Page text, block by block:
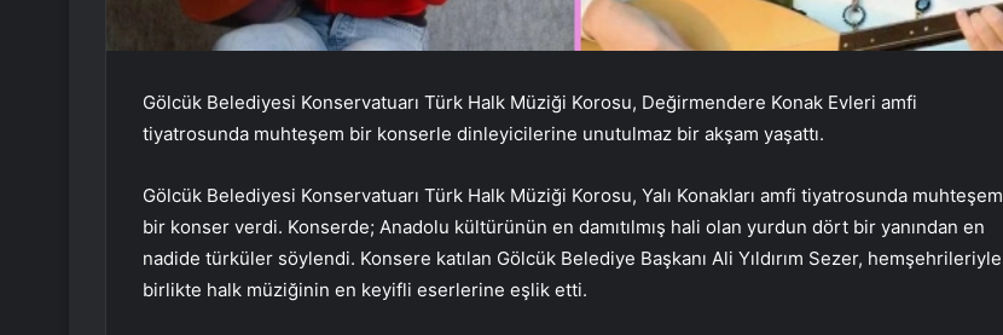
Gölcük Belediyesi Konservatuarı Türk Halk Müziği Korosu, Değirmendere Konak Evleri amfi
tiyatrosunda muhteşem bir konserle dinleyicilerine unutulmaz bir akşam yaşattı.
Gölcük Belediyesi Konservatuarı Türk Halk Müziği Korosu, Yalı Konakları amfi tiyatrosunda muhteşem
bir konser verdi. Konserde; Anadolu kültürünün en damıtılmış hali olan yurdun dört bir yanından en
nadide türküler söylendi. Konsere katılan Gölcük Belediye Başkanı Ali Yıldırım Sezer, hemşehrileriyle
birlikte halk müziğinin en keyifli eserlerine eşlik etti.